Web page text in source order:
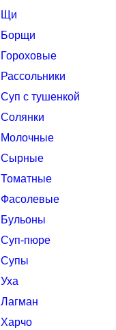
Щи
Борщи
Гороховые
Рассольники
Суп с тушенкой
Солянки
Молочные
Сырные
Томатные
Фасолевые
Бульоны
Суп-пюре
Супы
Уха
Лагман
Харчо